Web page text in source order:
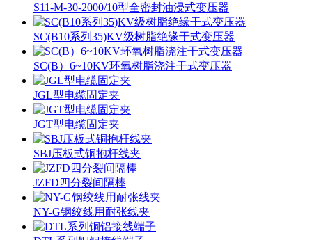
S11-M-30-2000/10型全密封油浸式变压器
SC(B10系列35)KV级树脂绝缘干式变压器
SC(B）6~10KV环氧树脂浇注干式变压器
JGL型电缆固定夹
JGT型电缆固定夹
SBJ压板式铜抱杆线夹
JZFD四分裂间隔棒
NY-G钢绞线用耐张线夹